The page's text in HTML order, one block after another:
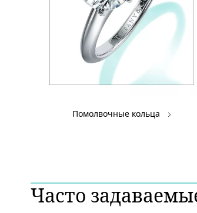
Помолвочные кольца
Часто